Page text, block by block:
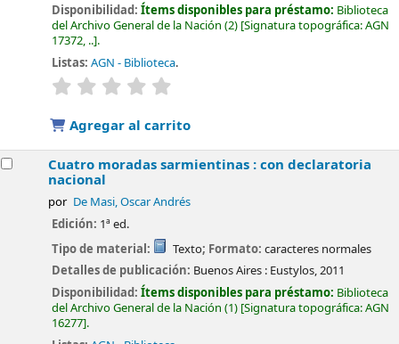
Disponibilidad:Ítems disponibles para préstamo: Biblioteca
del Archivo General de la Nación (2) Signatura topográfica:AGN
17372, .. .
Listas: AGN - Biblioteca.
valoración
Agregar al carrito
Cuatro moradas sarmientinas : con declaratoria
nacional
por De Masi, Oscar Andrés
Edición: 1ª ed.
Tipo de material:
Texto; Formato: caracteres normales
Detalles de publicación: Buenos Aires : Eustylos,2011
Disponibilidad:Ítems disponibles para préstamo: Biblioteca
del Archivo General de la Nación (1) Signatura topográfica:AGN
16277 .